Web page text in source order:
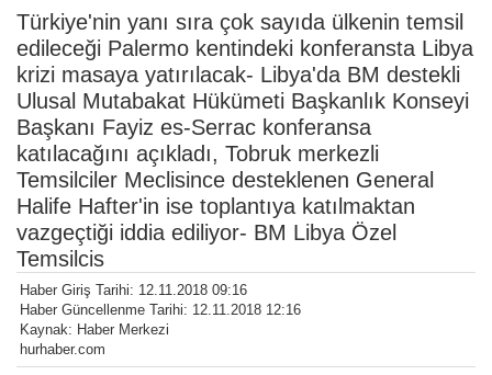
Türkiye'nin yanı sıra çok sayıda ülkenin temsil
edileceği Palermo kentindeki konferansta Libya
krizi masaya yatırılacak- Libya'da BM destekli
Ulusal Mutabakat Hükümeti Başkanlık Konseyi
Başkanı Fayiz es-Serrac konferansa
katılacağını açıkladı, Tobruk merkezli
Temsilciler Meclisince desteklenen General
Halife Hafter'in ise toplantıya katılmaktan
vazgeçtiği iddia ediliyor- BM Libya Özel
Temsilcis
Haber Giriş Tarihi: 12.11.2018 09:16
Haber Güncellenme Tarihi: 12.11.2018 12:16
Kaynak: Haber Merkezi
hurhaber.com